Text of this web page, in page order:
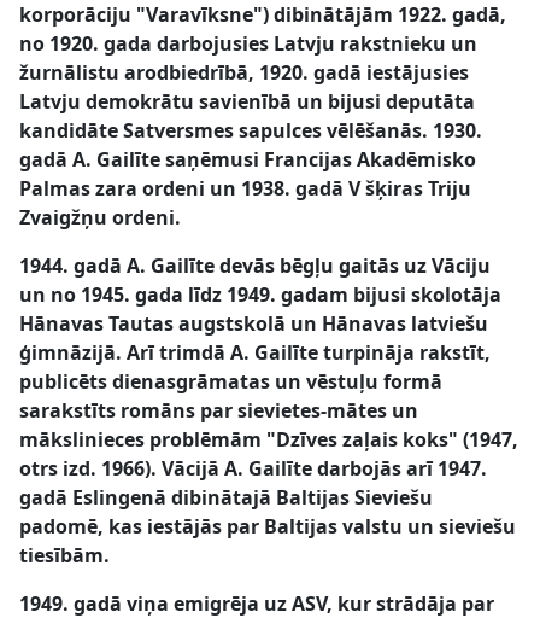
korporāciju "Varavīksne") dibinātājām 1922. gadā,
no 1920. gada darbojusies Latvju rakstnieku un
žurnālistu arodbiedrībā, 1920. gadā iestājusies
Latvju demokrātu savienībā un bijusi deputāta
kandidāte Satversmes sapulces vēlēšanās. 1930.
gadā A. Gailīte saņēmusi Francijas Akadēmisko
Palmas zara ordeni un 1938. gadā V šķiras Triju
Zvaigžņu ordeni.
1944. gadā A. Gailīte devās bēgļu gaitās uz Vāciju
un no 1945. gada līdz 1949. gadam bijusi skolotāja
Hānavas Tautas augstskolā un Hānavas latviešu
ģimnāzijā. Arī trimdā A. Gailīte turpināja rakstīt,
publicēts dienasgrāmatas un vēstuļu formā
sarakstīts romāns par sievietes-mātes un
mākslinieces problēmām "Dzīves zaļais koks" (1947,
otrs izd. 1966). Vācijā A. Gailīte darbojās arī 1947.
gadā Eslingenā dibinātajā Baltijas Sieviešu
padomē, kas iestājās par Baltijas valstu un sieviešu
tiesībām.
1949. gadā viņa emigrēja uz ASV, kur strādāja par